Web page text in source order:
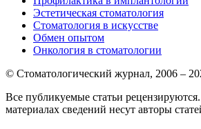
Эстетическая стоматология
Стоматология в искусстве
Обмен опытом
Онкология в стоматологии
© Стоматологический журнал, 2006 –
Все публикуемые статьи
материалах сведений несут авторы